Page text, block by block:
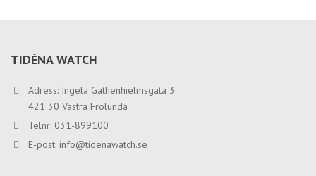
TIDÉNA WATCH
Adress: Ingela Gathenhielmsgata 3
421 30 Västra Frölunda
Telnr: 031-899100
E-post: info@tidenawatch.se